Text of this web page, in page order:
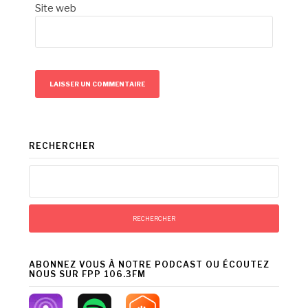
Site web
RECHERCHER
ABONNEZ VOUS À NOTRE PODCAST OU ÉCOUTEZ
NOUS SUR FPP 106.3FM